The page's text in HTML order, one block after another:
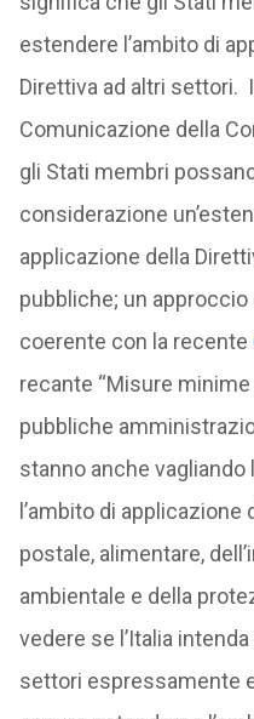
estendere l’ambito di
Direttiva ad altri settori.
Comunicazione della
gli Stati membri
considerazione
applicazione della
pubbliche; un
coerente con la recente
recante “Misure
pubbliche
stanno anche vagliando
l’ambito di
postale, alimentare,
ambientale e della
vedere se l’Italia
settori espressamente